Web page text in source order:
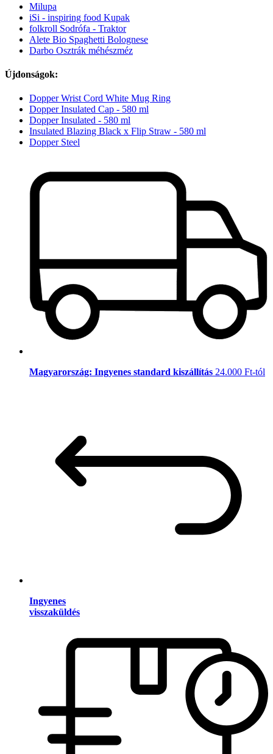
Milupa
iSi - inspiring food Kupak
folkroll Sodrófa - Traktor
Alete Bio Spaghetti Bolognese
Darbo Osztrák méhészméz
Újdonságok:
Dopper Wrist Cord White Mug Ring
Dopper Insulated Cap - 580 ml
Dopper Insulated - 580 ml
Insulated Blazing Black x Flip Straw - 580 ml
Dopper Steel
Magyarország: Ingyenes standard kiszállítás 24.000 Ft-tól
Ingyenes
visszaküldés